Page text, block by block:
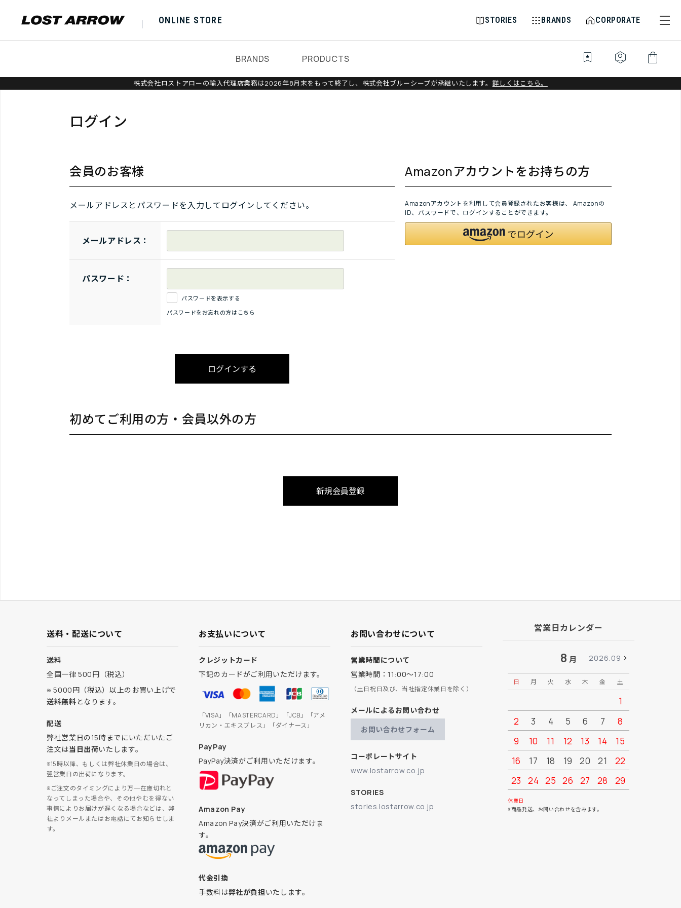
ONLINE STORE STORIES BRANDS CORPORATE
BRANDS PRODUCTS bookmark_star identity_platform shopping_bag
株式会社ロストアローの輸入代理店業務は2026年8月末をもって終了し、株式会社ブルーシープが承継いたします。 詳しくはこちら。
ログイン
会員のお客様
メールアドレスとパスワードを入力してログインしてください。
メールアドレス：
パスワード：
パスワードを表示する
パスワードをお忘れの方はこちら
Amazonアカウントをお持ちの方
Amazonアカウントを利用して会員登録されたお客様は、
Amazonの
ID、パスワードで、ログインすることができます。
初めてご利用の方・会員以外の方
送料・配送について
送料
全国一律 500円（税込）
※ 5000円（税込）以上のお買い上げで
送料無料となります。
配送
弊社営業日の15時までにいただいたご
注文は当日出荷いたします。
※15時以降、もしくは弊社休業日の場合は、
翌営業日の出荷になります。
※ご注文のタイミングにより万一在庫切れと
なってしまった場合や、その他やむを得ない
事情によりお届けが遅くなる場合などは、弊
社よりメールまたはお電話にてお知らせしま
す。
お支払いについて
クレジットカード
下記のカードがご利用いただけます。
「VISA」「MASTERCARD」「JCB」「アメ
リカン・エキスプレス」「ダイナース」
PayPay
PayPay決済がご利用いただけます。
Amazon Pay
Amazon Pay決済がご利用いただけま
す。
代金引換
手数料は弊社が負担いたします。
お問い合わせについて
営業時間について
営業時間：11:00～17:00
（土日祝日及び、当社指定休業日を除く）
メールによるお問い合わせ
お問い合わせフォーム
コーポレートサイト
www.lostarrow.co.jp
STORIES
stories.lostarrow.co.jp
営業日カレンダー
8 月 2026.09
日 月 火 水 木 金 土
1
2
3 4 5 6 7
8
9
10 11 12 13 14
15
16
17 18 19 20 21
22
23
24 25 26 27 28
29
30
休業日
※商品発送、お問い合わせを含みます。